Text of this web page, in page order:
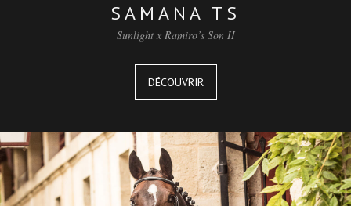
SAMANA TS
Sunlight x Ramiro’s Son II
DÉCOUVRIR